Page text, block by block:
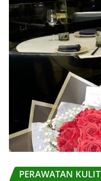
PERAWATAN KULIT